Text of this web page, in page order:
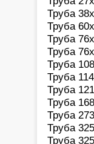
Труба
Труба
Труба
Труба
Труба
Труба
Труба
Труба
Труба
Труба
Труба